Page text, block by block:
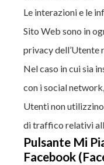
Le interazioni e le
Sito Web sono in
privacy dell’Utente
Nel caso in cui sia
con i social
Utenti non
di traffico relativi
Pulsante Mi
Facebook